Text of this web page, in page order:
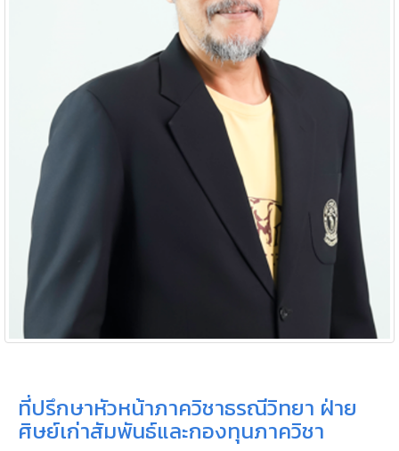
ที่ปรึกษาหัวหน้าภาควิชาธรณีวิทยา ฝ่าย
ศิษย์เก่าสัมพันธ์และกองทุนภาควิชา